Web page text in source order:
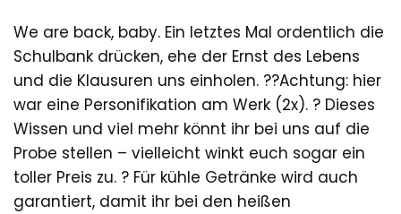
We are back, baby. Ein letztes Mal ordentlich die
Schulbank drücken, ehe der Ernst des Lebens
und die Klausuren uns einholen. ??Achtung: hier
war eine Personifikation am Werk (2x). ? Dieses
Wissen und viel mehr könnt ihr bei uns auf die
Probe stellen – vielleicht winkt euch sogar ein
toller Preis zu. ? Für kühle Getränke wird auch
garantiert, damit ihr bei den heißen